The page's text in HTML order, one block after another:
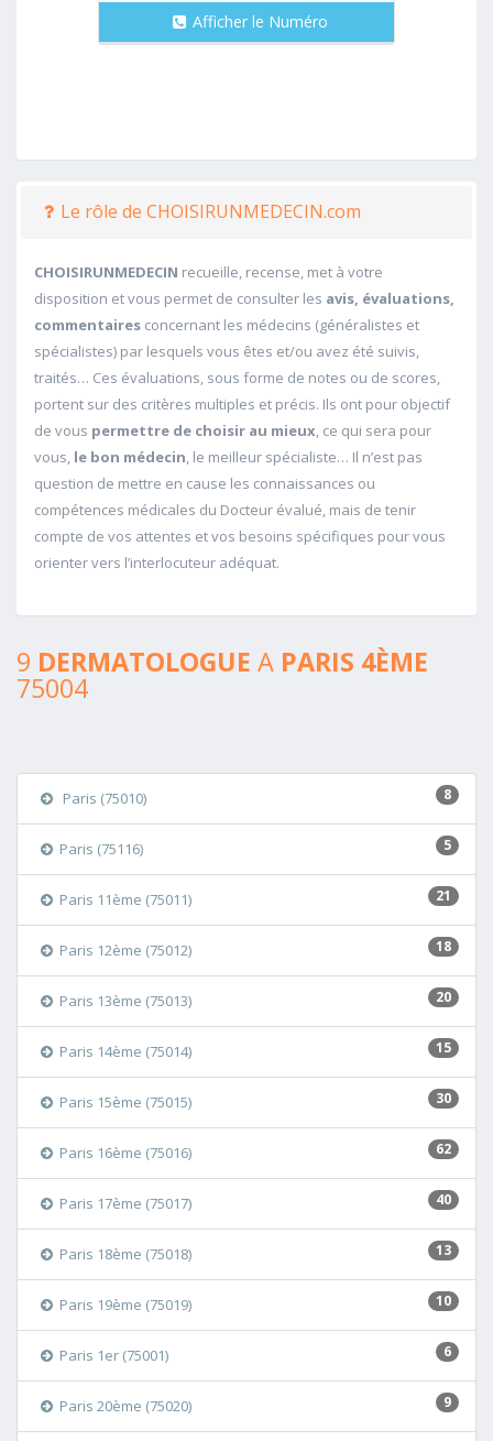
Afficher le Numéro
Le rôle de CHOISIRUNMEDECIN.com
CHOISIRUNMEDECIN recueille, recense, met à votre
disposition et vous permet de consulter les avis, évaluations,
commentaires concernant les médecins (généralistes et
spécialistes) par lesquels vous êtes et/ou avez été suivis,
traités… Ces évaluations, sous forme de notes ou de scores,
portent sur des critères multiples et précis. Ils ont pour objectif
de vous permettre de choisir au mieux, ce qui sera pour
vous, le bon médecin, le meilleur spécialiste… Il n’est pas
question de mettre en cause les connaissances ou
compétences médicales du Docteur évalué, mais de tenir
compte de vos attentes et vos besoins spécifiques pour vous
orienter vers l’interlocuteur adéquat.
9 DERMATOLOGUE A PARIS 4ÈME
75004
8
Paris (75010)
5
Paris (75116)
21
Paris 11ème (75011)
18
Paris 12ème (75012)
20
Paris 13ème (75013)
15
Paris 14ème (75014)
30
Paris 15ème (75015)
62
Paris 16ème (75016)
40
Paris 17ème (75017)
13
Paris 18ème (75018)
10
Paris 19ème (75019)
6
Paris 1er (75001)
9
Paris 20ème (75020)